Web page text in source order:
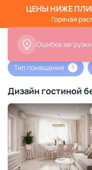
ЦЕНЫ НИЖЕ
Горячая
Тип помещения 1
Дизайн гостиной
Ошибка